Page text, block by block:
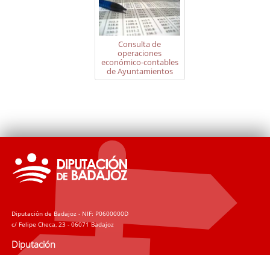
Consulta de
operaciones
económico-contables
de Ayuntamientos
Diputación de Badajoz - NIF: P0600000D
c/ Felipe Checa, 23 - 06071 Badajoz
Diputación